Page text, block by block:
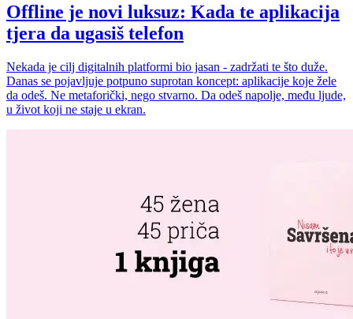
Offline je novi luksuz: Kada te aplikacija
tjera da ugasiš telefon
Nekada je cilj digitalnih platformi bio jasan - zadržati te što duže.
Danas se pojavljuje potpuno suprotan koncept: aplikacije koje žele
da odeš. Ne metaforički, nego stvarno. Da odeš napolje, među ljude,
u život koji ne staje u ekran.